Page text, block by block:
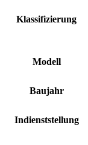
Klassifizierung
Modell
Baujahr
Indienststellung